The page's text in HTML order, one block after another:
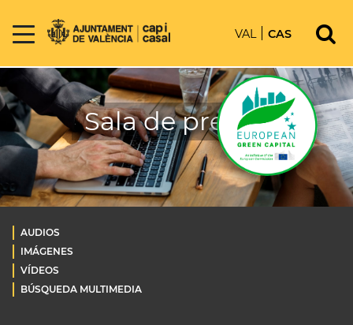
VAL CAS
Sala de prensa
AUDIOS
IMÁGENES
VÍDEOS
BÚSQUEDA MULTIMEDIA